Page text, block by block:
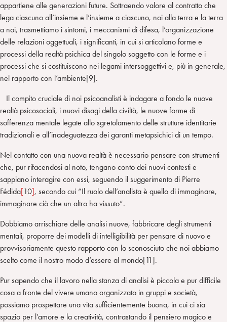
appartiene alle generazioni future. Sottraendo valore al contratto che
lega ciascuno all’insieme e l’insieme a ciascuno, noi alla terra e la terra
a noi, trasmettiamo i sintomi, i meccanismi di difesa, l’organizzazione
delle relazioni oggettuali, i significanti, in cui si articolano forme e
processi della realtà psichica del singolo soggetto con le forme e i
processi che si costituiscono nei legami intersoggettivi e, più in generale,
nel rapporto con l’ambiente[9].
Il compito cruciale di noi psicoanalisti è indagare a fondo le nuove
realtà psicosociali, i nuovi disagi della civiltà, le nuove forme di
sofferenza mentale legate allo sgretolamento delle strutture identitarie
tradizionali e all’inadeguatezza dei garanti metapsichici di un tempo.
Nel contatto con una nuova realtà è necessario pensare con strumenti
che, pur rifacendosi al noto, tengano conto dei nuovi contesti e
sappiano interagire con essi, seguendo il suggerimento di Pierre
Fédida[10], secondo cui “Il ruolo dell’analista è quello di immaginare,
immaginare ciò che un altro ha vissuto”.
Dobbiamo arrischiare delle analisi nuove, fabbricare degli strumenti
mentali, proporre dei modelli di intelligibilità per pensare di nuovo e
provvisoriamente questo rapporto con lo sconosciuto che noi abbiamo
scelto come il nostro modo d’essere al mondo[11].
Pur sapendo che il lavoro nella stanza di analisi è piccola e pur difficile
cosa a fronte del vivere umano organizzato in gruppi e società,
possiamo prospettare una vita sufficientemente buona, in cui ci sia
spazio per l’amore e la creatività, contrastando il pensiero magico e